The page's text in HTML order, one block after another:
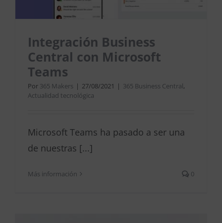
Integración Business
Central con Microsoft
Teams
Por 365 Makers | 27/08/2021 | 365 Business Central,
Actualidad tecnológica
Microsoft Teams ha pasado a ser una
de nuestras [...]
Más información 0